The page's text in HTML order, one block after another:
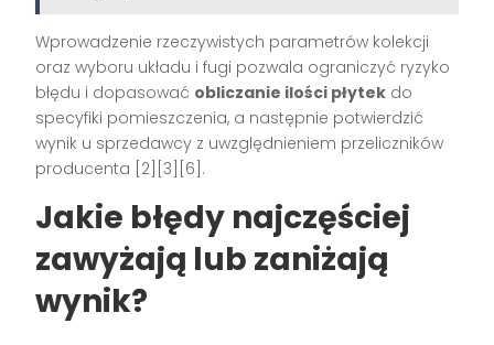
Wprowadzenie rzeczywistych parametrów kolekcji
oraz wyboru układu i fugi pozwala ograniczyć ryzyko
błędu i dopasować obliczanie ilości płytek do
specyfiki pomieszczenia, a następnie potwierdzić
wynik u sprzedawcy z uwzględnieniem przeliczników
producenta [2][3][6].
Jakie błędy najczęściej
zawyżają lub zaniżają
wynik?